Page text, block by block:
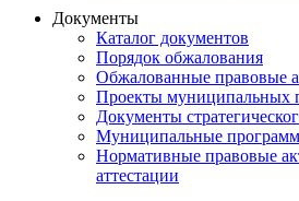
Документы
Каталог документов
Порядок обжалования
Обжалованные правовые
Проекты муниципальных
Документы
Муниципальные
Нормативные правовые
аттестации